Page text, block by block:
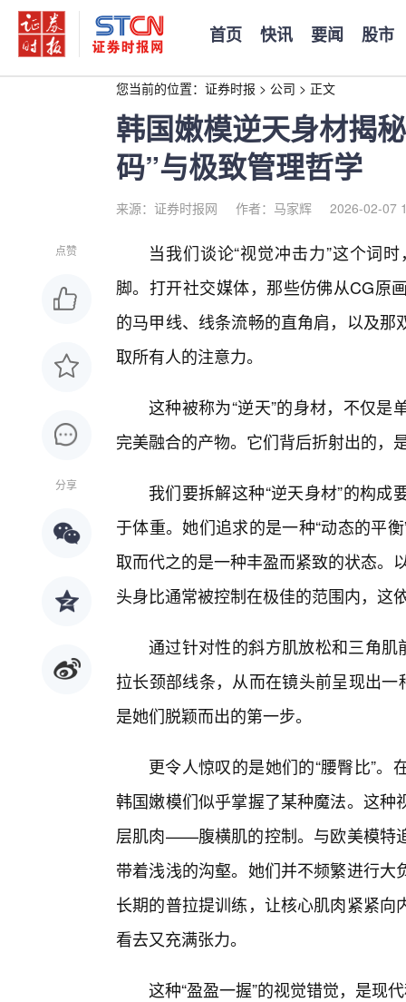
首页 快讯 要闻 股市
您当前的位置： 证券时报 > 公司 > 正文
韩国嫩模逆天身材揭
码”与极致管理哲学
来源：证券时报网 作者：马家辉 2026-02-07
点赞
分享
当我们谈论“视觉冲击力”这个词
脚。打开社交媒体，那些仿佛从CG
的马甲线、线条流畅的直角肩，以及
取所有人的注意力。
这种被称为“逆天”的身材，不仅
完美融合的产物。它们背后折射出的，
我们要拆解这种“逆天身材”的构
于体重。她们追求的是一种“动态的平
取而代之的是一种丰盈而紧致的状态。
头身比通常被控制在极佳的范围内，这
通过针对性的斜方肌放松和三角肌
拉长颈部线条，从而在镜头前呈现出
是她们脱颖而出的第一步。
更令人惊叹的是她们的“腰臀比”
韩国嫩模们似乎掌握了某种魔法。这
层肌肉——腹横肌的控制。与欧美模特
带着浅浅的沟壑。她们并不频繁进行
长期的普拉提训练，让核心肌肉紧紧
看去又充满张力。
这种“盈盈一握”的视觉错觉，是现